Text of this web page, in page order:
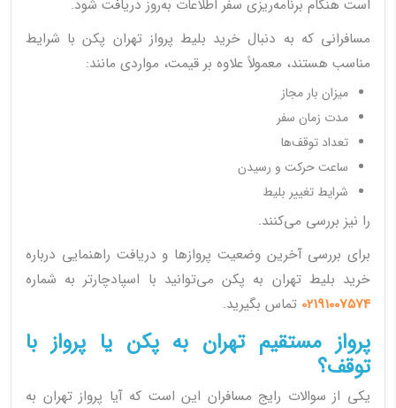
است هنگام برنامه‌ریزی سفر اطلاعات به‌روز دریافت شود.
مسافرانی که به دنبال خرید بلیط پرواز تهران پکن با شرایط
مناسب هستند، معمولاً علاوه بر قیمت، مواردی مانند:
میزان بار مجاز
مدت زمان سفر
تعداد توقف‌ها
ساعت حرکت و رسیدن
شرایط تغییر بلیط
را نیز بررسی می‌کنند.
برای بررسی آخرین وضعیت پروازها و دریافت راهنمایی درباره
خرید بلیط تهران به پکن می‌توانید با اسپادچارتر به شماره
02191007574 تماس بگیرید.
پرواز مستقیم تهران به پکن یا پرواز با
توقف؟
یکی از سوالات رایج مسافران این است که آیا پرواز تهران به